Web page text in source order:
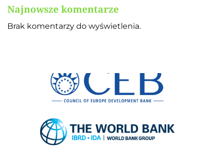
Najnowsze komentarze
Brak komentarzy do wyświetlenia.